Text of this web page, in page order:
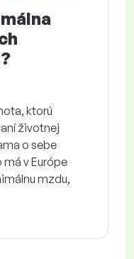
ktorú
životnej
o sebe
má v Európe
mzdu,